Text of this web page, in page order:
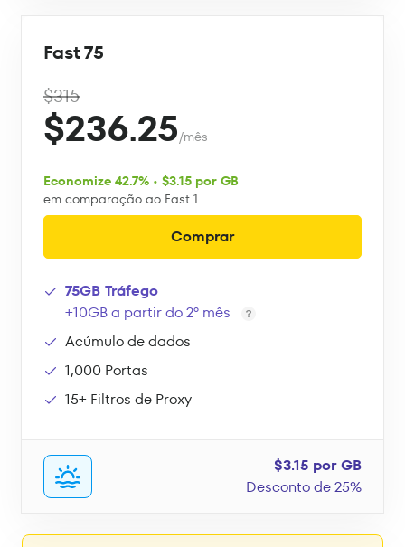
Fast 75
$315
$236.25/mês
Economize 42.7% • $3.15 por GB
em comparação ao Fast 1
Comprar
75GB Tráfego
+10GB a partir do 2º mês
Acúmulo de dados
1,000 Portas
15+ Filtros de Proxy
$3.15 por GB
Desconto de 25%